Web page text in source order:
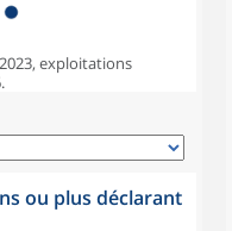
exploitations
ou plus déclarant